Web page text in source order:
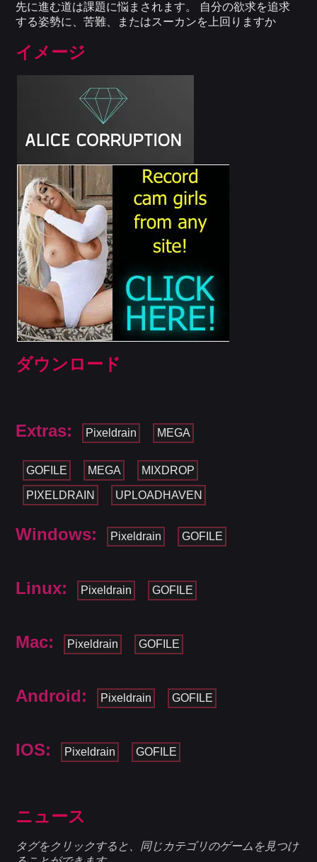
先に進む道は課題に悩まされます。 自分の欲求を追求
する姿勢に、苦難、またはスーカンを上回りますか
イメージ
ダウンロード
Extras: Pixeldrain MEGA
GOFILE MEGA MIXDROP
PIXELDRAIN UPLOADHAVEN
Windows: Pixeldrain GOFILE
Linux: Pixeldrain GOFILE
Mac: Pixeldrain GOFILE
Android: Pixeldrain GOFILE
IOS: Pixeldrain GOFILE
ニュース
タグをクリックすると、同じカテゴリのゲームを見つけ